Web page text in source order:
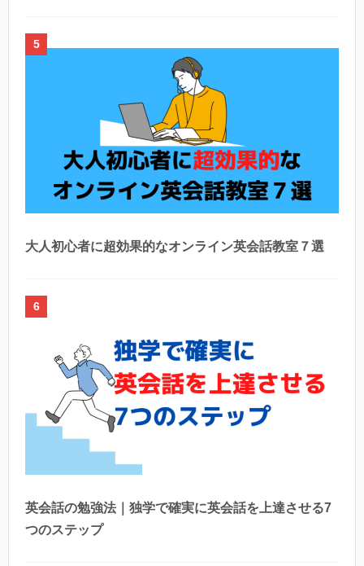
5
大人初心者に超効果的なオンライン英会話教室７選
6
英会話の勉強法｜独学で確実に英会話を上達させる7
つのステップ